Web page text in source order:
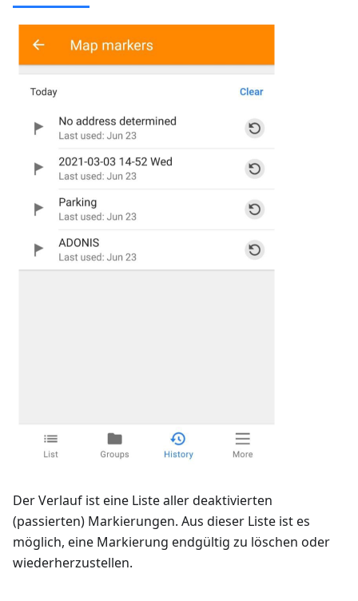
Der Verlauf ist eine Liste aller deaktivierten
(passierten) Markierungen. Aus dieser Liste ist es
möglich, eine Markierung endgültig zu löschen oder
wiederherzustellen.